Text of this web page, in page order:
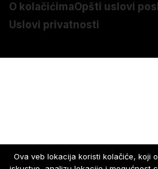
O kolačićimaOpšti uslovi
Uslovi privatnosti
Ova veb lokacija koristi kolačiće, koji